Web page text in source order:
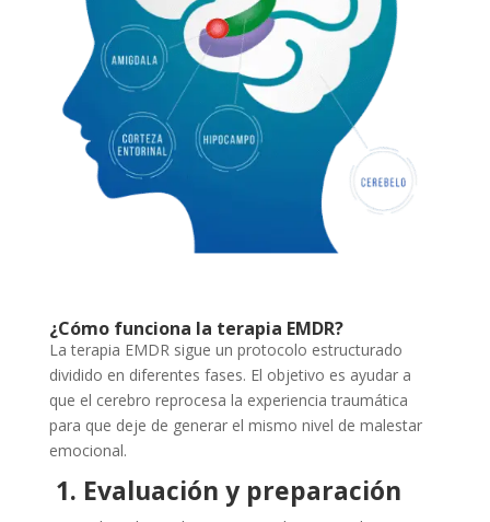
¿Cómo funciona la terapia EMDR?
La terapia EMDR sigue un protocolo estructurado
dividido en diferentes fases. El objetivo es ayudar a
que el cerebro reprocesa la experiencia traumática
para que deje de generar el mismo nivel de malestar
emocional.
1. Evaluación y preparación